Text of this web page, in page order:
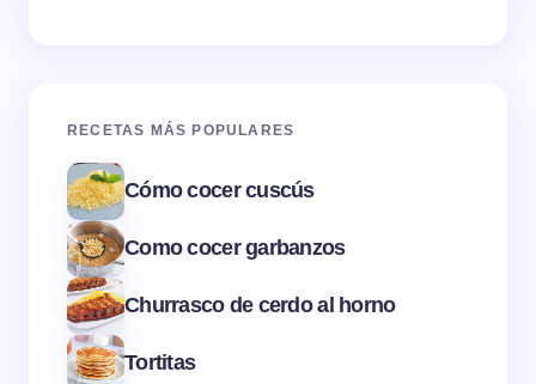
RECETAS MÁS POPULARES
Cómo cocer cuscús
Como cocer garbanzos
Churrasco de cerdo al horno
Tortitas